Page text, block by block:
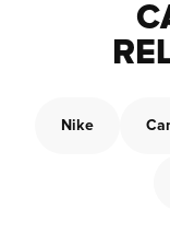
Nike